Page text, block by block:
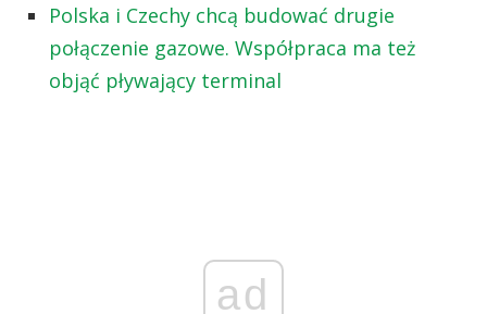
Polska i Czechy chcą budować drugie
połączenie gazowe. Współpraca ma też
objąć pływający terminal
ad